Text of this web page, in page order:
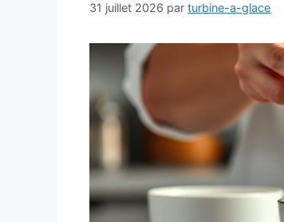
31 juillet 2026 par turbine-a-glace